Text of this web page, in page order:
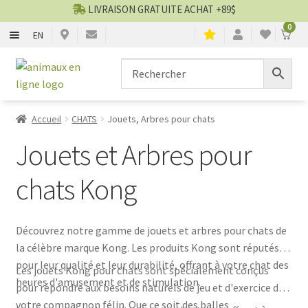
EN
0
Aller
à
navigation
Aller
au
LIVRAISON GRATUITE ACHAT +89$
CHIENS
SERVICES
🍁 PRODUITS CANADIEN
VENTES
Accueil CHATS Jouets, Arbres pour chats
Jouets et Arbres pour
chats Kong
Découvrez notre gamme de jouets et arbres pour chats de
la célèbre marque Kong. Les produits Kong sont réputés
pour leur qualité et leur durabilité, offrant à votre chat des
heures d'amusement et de stimulation.
Les jouets Kong pour chats sont spécialement conçus
pour répondre aux besoins naturels de jeu et d'exercice de
votre compagnon félin. Que ce soit des balles